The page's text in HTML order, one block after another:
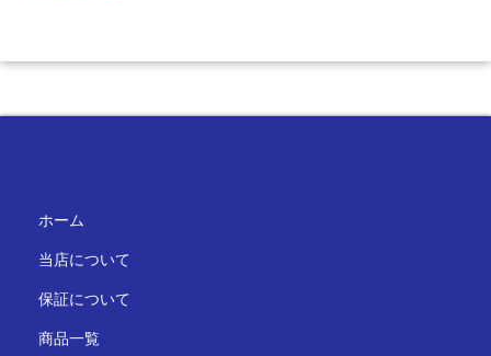
ホーム
当店について
保証について
商品一覧